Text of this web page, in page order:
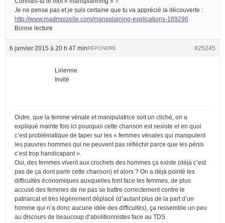
Je ne pense pas et je suis certaine que tu va apprécié la découverte :
http://www.madmoizelle.com/mansplaining-explications-169296
Bonne lecture
6 janvier 2015 à 20 h 47 min #25245
RÉPONDRE
Lirienne
Invité
Outre, que la femme vénale et manipulatrice soit un cliché, on a
expliqué mainte fois ici pourquoi cette chanson est sexiste et en quoi
c’est problématique de taper sur les « femmes vénales qui manipulent
les pauvres hommes qui ne peuvent pas réfléchir parce que les pénis
c’est trop handicapant ».
Oui, des femmes vivent aux crochets des hommes ça existe (déjà c’est
pas de ça dont parle cette chanson) et alors ? On a déjà pointé les
difficultés économiques auxquelles font face les femmes, de plus
accusé des femmes de ne pas se battre correctement contre le
patriarcat et très légèrement déplacé (d’autant plus de la part d’un
homme qui n’a donc aucune idée des difficultés), ça ressemble un peu
au discours de beaucoup d’abolitionnistes face au TDS